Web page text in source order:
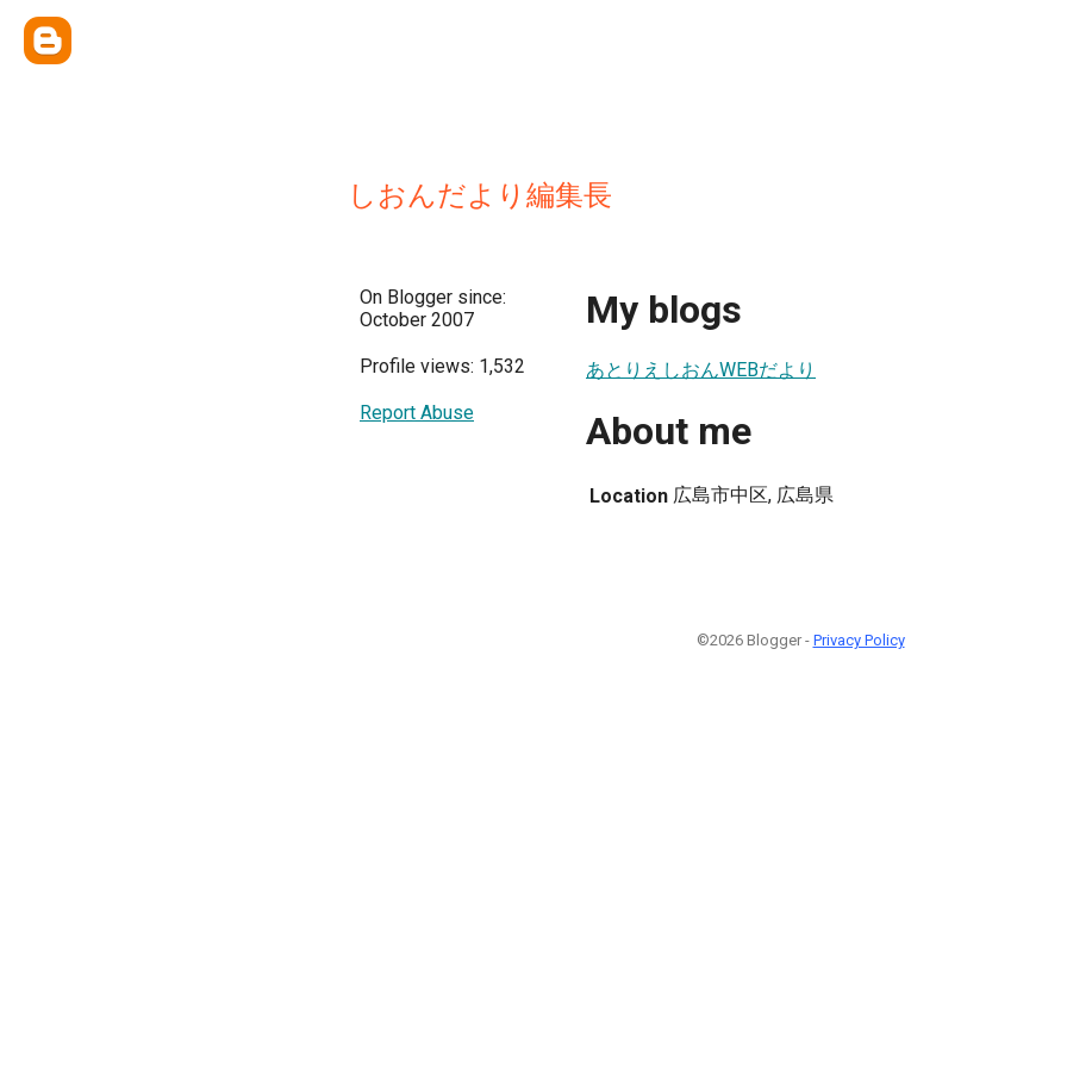
しおんだより編集長
On Blogger since:
October 2007
Profile views: 1,532
Report Abuse
My blogs
あとりえしおんWEBだより
About me
Location 広島市中区, 広島県
©2026 Blogger - Privacy Policy